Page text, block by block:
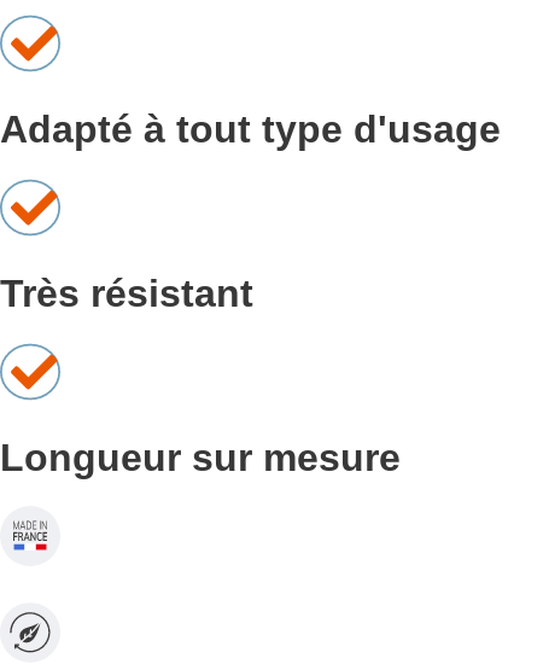
Adapté à tout type d'usage
Très résistant
Longueur sur mesure